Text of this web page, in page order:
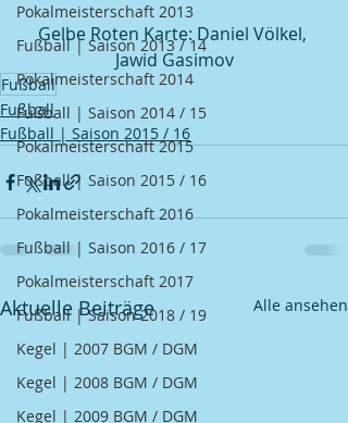
Pokalmeisterschaft 2013
Fußball | Saison 2013 / 14
Pokalmeisterschaft 2014
Fußball | Saison 2014 / 15
Pokalmeisterschaft 2015
Fußball | Saison 2015 / 16
Pokalmeisterschaft 2016
Fußball | Saison 2016 / 17
Pokalmeisterschaft 2017
Fußball | Saison 2018 / 19
Kegel | 2007 BGM / DGM
Kegel | 2008 BGM / DGM
Kegel | 2009 BGM / DGM
Gelbe Roten Karte: Daniel Völkel,
Jawid Gasimov
Fußball
Fußball
Fußball | Saison 2015 / 16
Aktuelle Beiträge Alle ansehen